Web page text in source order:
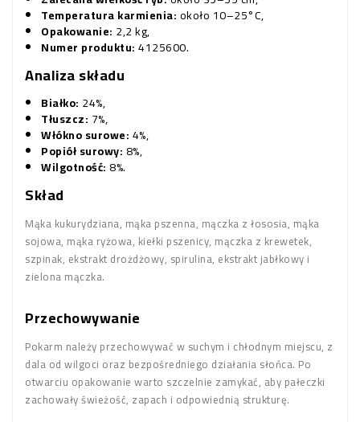
Temperatura karmienia:około 10–25°C,
Opakowanie: 2,2 kg,
Numer produktu:4125600.
Analiza składu
Białko: 24%,
Tłuszcz: 7%,
Włókno surowe:4%,
Popiół surowy:8%,
Wilgotność:8%.
Skład
Mąka kukurydziana, mąka pszenna, mączka z łososia, mąka
sojowa, mąka ryżowa, kiełki pszenicy, mączka z krewetek,
szpinak, ekstrakt drożdżowy, spirulina, ekstrakt jabłkowy i
zielona mączka.
Przechowywanie
Pokarm należy przechowywać w suchym i chłodnym miejscu, z
dala od wilgoci oraz bezpośredniego działania słońca. Po
otwarciu opakowanie warto szczelnie zamykać, aby pałeczki
zachowały świeżość, zapach i odpowiednią strukturę.